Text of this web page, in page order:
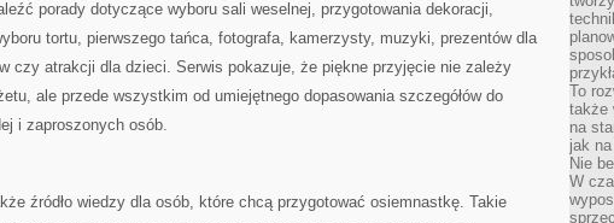
porady dotyczące wyboru sali weselnej, przygotowania dekoracji,
tortu, pierwszego tańca, fotografa, kamerzysty, muzyki, prezentów dla
czy atrakcji dla dzieci. Serwis pokazuje, że piękne przyjęcie nie zależy
ale przede wszystkim od umiejętnego dopasowania szczegółów do
i zaproszonych osób.
źródło wiedzy dla osób, które chcą przygotować osiemnastkę. Takie
To
także
na
jak
Nie
W